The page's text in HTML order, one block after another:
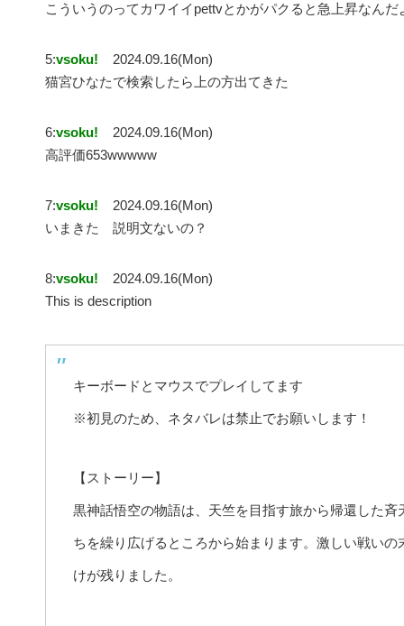
こういうのってカワイイpettvとかがパクると急上昇なんだ
5:vsoku!
2024.09.16(Mon)
猫宮ひなたで検索したら上の方出てきた
6:vsoku!
2024.09.16(Mon)
高評価653wwwww
7:vsoku!
2024.09.16(Mon)
いまきた 説明文ないの？
8:vsoku!
2024.09.16(Mon)
This is description
キーボードとマウスでプレイしてます
※初見のため、ネタバレは禁止でお願いします！
【ストーリー】
黒神話悟空の物語は、天竺を目指す旅から帰還した
ちを繰り広げるところから始まります。激しい戦い
けが残りました。